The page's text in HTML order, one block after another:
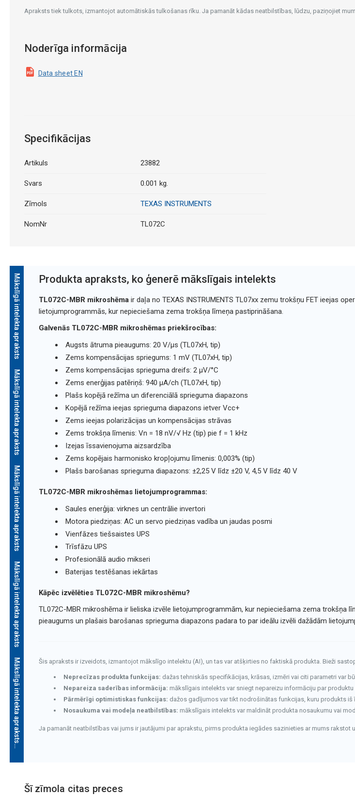
Apraksts tiek tulkots, izmantojot automātiskās tulkošanas rīku. Ja pamanāt kādas neatbilstības, lūdzu, paziņojiet
Noderīga informācija
Data sheet EN
Specifikācijas
Artikuls 23882
Svars 0.001 kg.
Zīmols TEXAS INSTRUMENTS
NomNr TL072C
Mākslīgā intelekta apraksts
Mākslīgā intelekta apraksts
Mākslīgā intelekta apraksts
Mākslīgā intelekta apraksts
Mākslīgā intelekta apraksts
Produkta apraksts, ko ģenerē mākslīgais intelekts
TL072C-MBR mikroshēmair daļa no TEXAS INSTRUMENTS TL07xx zemu trokšņu FET ieejas
lietojumprogrammās, kur nepieciešama zema trokšņa līmeņa pastiprināšana.
Galvenās TL072C-MBR mikroshēmas priekšrocības:
Augsts ātruma pieaugums: 20 V/µs (TL07xH, tip)
Zems kompensācijas spriegums: 1 mV (TL07xH, tip)
Zems kompensācijas sprieguma dreifs: 2 µV/°C
Zems enerģijas patēriņš: 940 μΑ/ch (TL07xH, tip)
Plašs kopējā režīma un diferenciālā sprieguma diapazons
Kopējā režīma ieejas sprieguma diapazons ietver Vcc+
Zems ieejas polarizācijas un kompensācijas strāvas
Zems trokšņa līmenis: Vn = 18 nV/√ Hz (tip) pie f = 1 kHz
Izejas īssavienojuma aizsardzība
Zems kopējais harmonisko kropļojumu līmenis: 0,003% (tip)
Plašs barošanas sprieguma diapazons: ±2,25 V līdz ±20 V, 4,5 V līdz 40 V
TL072C-MBR mikroshēmas lietojumprogrammas:
Saules enerģija: virknes un centrālie invertori
Motora piedziņas: AC un servo piedziņas vadība un jaudas posmi
Vienfāzes tiešsaistes UPS
Trīsfāzu UPS
Profesionālā audio mikseri
Baterijas testēšanas iekārtas
Kāpēc izvēlēties TL072C-MBR mikroshēmu?
TL072C-MBR mikroshēma ir lieliska izvēle lietojumprogrammām, kur nepieciešama zema
pieaugums un plašais barošanas sprieguma diapazons padara to par ideālu izvēli dažādām
Šis apraksts ir izveidots, izmantojot mākslīgo intelektu (AI), un tas var atšķirties no faktiskā produkta. Bieži
Neprecīzas produkta funkcijas: dažas tehniskās specifikācijas, krāsas, izmēri vai citi parametri var
Nepareiza saderības informācija: mākslīgais intelekts var sniegt nepareizu informāciju par produktu
Pārmērīgi optimistiskas funkcijas: dažos gadījumos var tikt nodrošinātas funkcijas, kuru produkts iš
Nosaukuma vai modeļa neatbilstības: mākslīgais intelekts var maldināt produkta nosaukumu vai
Ja pamanāt neatbilstības vai jums ir jautājumi par aprakstu, pirms produkta iegādes sazinieties ar mums rakstot
Šī zīmola citas preces